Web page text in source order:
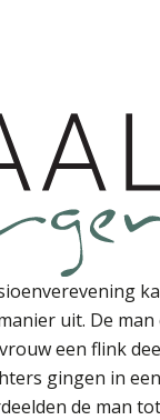
uit. De
een flink
gingen in
de man